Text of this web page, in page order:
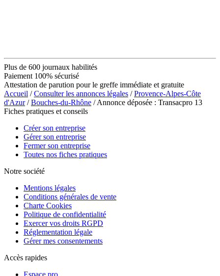
Plus de 600 journaux habilités
Paiement 100% sécurisé
Attestation de parution pour le greffe immédiate et gratuite
Accueil /Consulter les annonces légales /Provence-Alpes-Côte
d'Azur/Bouches-du-Rhône / Annonce déposée : Transacpro 13
Fiches pratiques et conseils
Créer son entreprise
Gérer son entreprise
Fermer son entreprise
Toutes nos fiches pratiques
Notre société
Mentions légales
Conditions générales de vente
Charte Cookies
Politique de confidentialité
Exercer vos droits RGPD
Réglementation légale
Gérer mes consentements
Accès rapides
Espace pro